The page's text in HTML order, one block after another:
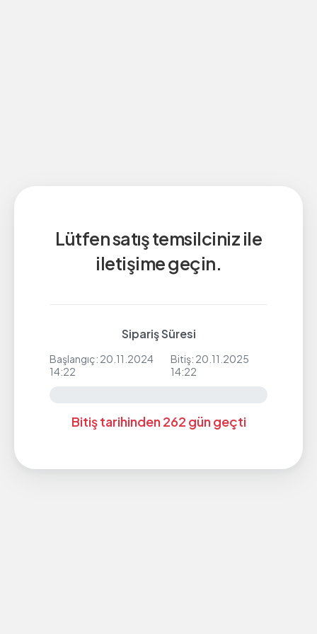
Lütfen satış temsilciniz ile
iletişime geçin.
Sipariş Süresi
Başlangıç: 20.11.2024
14:22
Bitiş: 20.11.2025
14:22
Bitiş tarihinden 262 gün geçti